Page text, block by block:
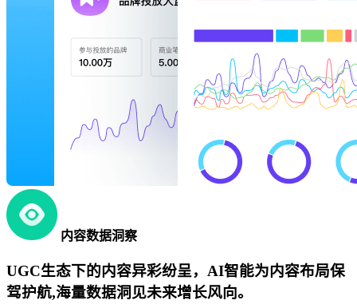
内容数据洞察
UGC生态下的内容异彩纷呈，AI智能为内容布局保
驾护航,海量数据洞见未来增长风向。